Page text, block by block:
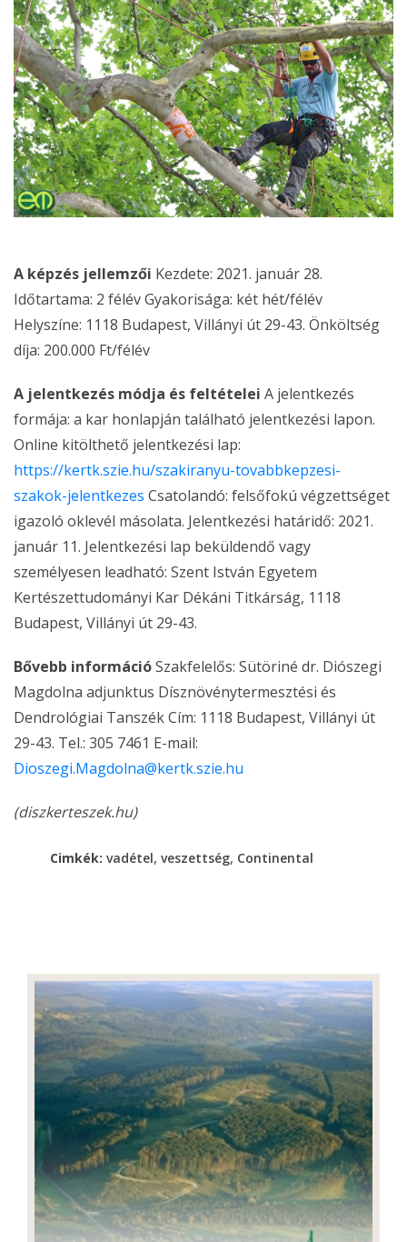
A képzés jellemzői Kezdete: 2021. január 28.
Időtartama: 2 félév Gyakorisága: két hét/félév
Helyszíne: 1118 Budapest, Villányi út 29-43. Önköltség
díja: 200.000 Ft/félév
A jelentkezés módja és feltételei A jelentkezés
formája: a kar honlapján található jelentkezési lapon.
Online kitölthető jelentkezési lap:
https://kertk.szie.hu/szakiranyu-tovabbkepzesi-
szakok-jelentkezes Csatolandó: felsőfokú végzettséget
igazoló oklevél másolata. Jelentkezési határidő: 2021.
január 11. Jelentkezési lap beküldendő vagy
személyesen leadható: Szent István Egyetem
Kertészettudományi Kar Dékáni Titkárság, 1118
Budapest, Villányi út 29-43.
Bővebb információSzakfelelős: Sütöriné dr. Diószegi
Magdolna adjunktus Dísznövénytermesztési és
Dendrológiai Tanszék Cím: 1118 Budapest, Villányi út
29-43. Tel.: 305 7461 E-mail:
Dioszegi.Magdolna@kertk.szie.hu
(diszkerteszek.hu)
Cimkék: vadétel, veszettség, Continental